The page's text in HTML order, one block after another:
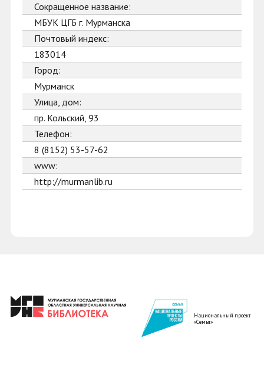
Сокращенное название:
МБУК ЦГБ г. Мурманска
Почтовый индекс:
183014
Город:
Мурманск
Улица, дом:
пр. Кольский, 93
Телефон:
8 (8152) 53-57-62
www:
http://murmanlib.ru
Национальный проект
«Семья»